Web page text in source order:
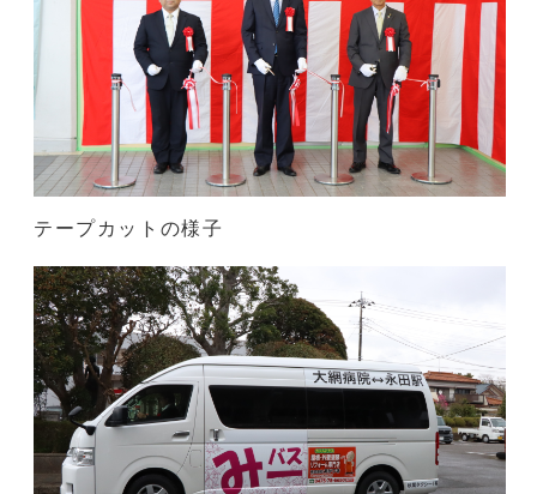
テープカットの様子